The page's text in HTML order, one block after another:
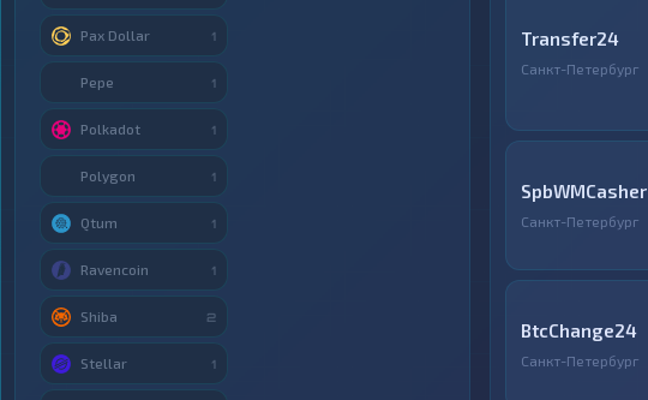
Transfer24
Санкт-Петербург
SpbWMCasher
Санкт-Петербург
BtcChange24
Санкт-Петербург
Pax Dollar 1
Pepe 1
Polkadot 1
Polygon 1
Qtum 1
Ravencoin 1
Shiba 2
Stellar 1